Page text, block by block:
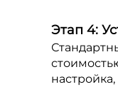
Этап 4: